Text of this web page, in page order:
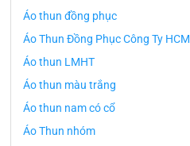
Áo thun đồng phục
Áo Thun Đồng Phục Công Ty HCM
Áo thun LMHT
Áo thun màu trắng
Áo thun nam có cổ
Áo Thun nhóm